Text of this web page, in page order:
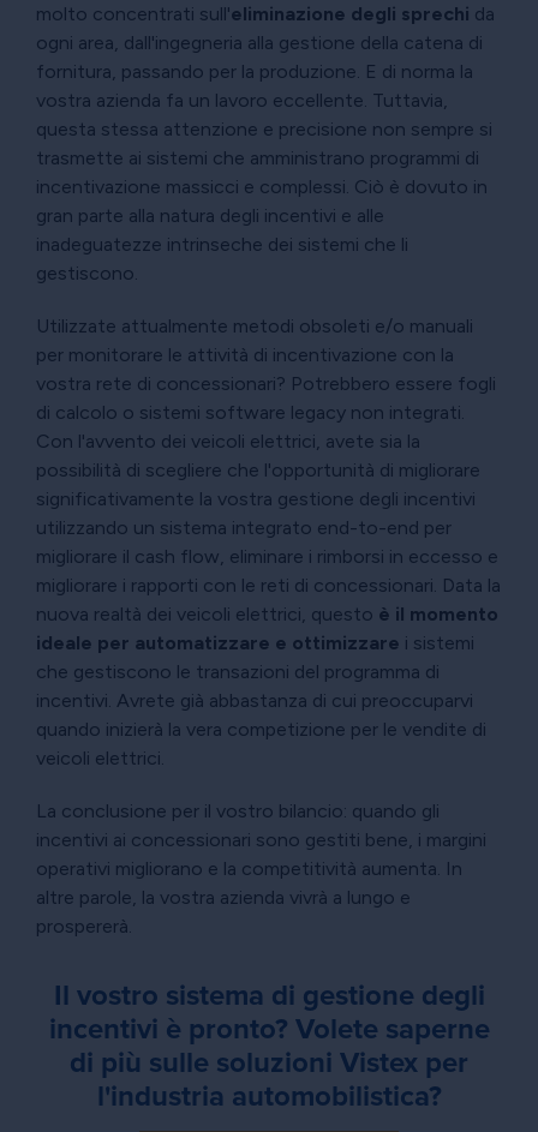
molto concentrati sull'eliminazione degli sprechi da
ogni area, dall'ingegneria alla gestione della catena di
fornitura, passando per la produzione. E di norma la
vostra azienda fa un lavoro eccellente. Tuttavia,
questa stessa attenzione e precisione non sempre si
trasmette ai sistemi che amministrano programmi di
incentivazione massicci e complessi. Ciò è dovuto in
gran parte alla natura degli incentivi e alle
inadeguatezze intrinseche dei sistemi che li
gestiscono.
Utilizzate attualmente metodi obsoleti e/o manuali
per monitorare le attività di incentivazione con la
vostra rete di concessionari? Potrebbero essere fogli
di calcolo o sistemi software legacy non integrati.
Con l'avvento dei veicoli elettrici, avete sia la
possibilità di scegliere che l'opportunità di migliorare
significativamente la vostra gestione degli incentivi
utilizzando un sistema integrato end-to-end per
migliorare il cash flow, eliminare i rimborsi in eccesso e
migliorare i rapporti con le reti di concessionari. Data la
nuova realtà dei veicoli elettrici, questo è il momento
ideale per automatizzare e ottimizzare i sistemi
che gestiscono le transazioni del programma di
incentivi. Avrete già abbastanza di cui preoccuparvi
quando inizierà la vera competizione per le vendite di
veicoli elettrici.
La conclusione per il vostro bilancio: quando gli
incentivi ai concessionari sono gestiti bene, i margini
operativi migliorano e la competitività aumenta. In
altre parole, la vostra azienda vivrà a lungo e
prospererà.
Il vostro sistema di gestione degli
incentivi è pronto? Volete saperne
di più sulle soluzioni Vistex per
l'industria automobilistica?